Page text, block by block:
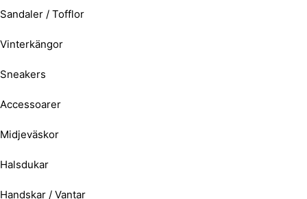
Sandaler / Tofflor
Vinterkängor
Sneakers
Accessoarer
Midjeväskor
Halsdukar
Handskar / Vantar